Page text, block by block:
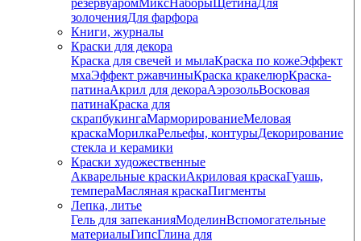
золоченияДля фарфора
Книги, журналы
Краски для декора
Краска для свечей и мылаКраска по кожеЭффект
мхаЭффект ржавчиныКраска кракелюрКраска-
патинаАкрил для декораАэрозольВосковая
патинаКраска для
скрапбукингаМарморированиеМеловая
краскаМорилкаРельефы, контурыДекорирование
стекла и керамики
Краски художественные
Акварельные краскиАкриловая краскаГуашь,
темпераМасляная краскаПигменты
Лепка, литье
Гель для запеканияМоделинВспомогательные
материалыГипсГлина для